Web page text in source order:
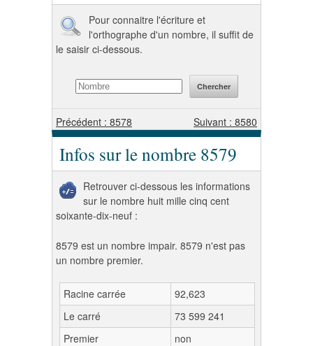
Pour connaitre l'écriture et
l'orthographe d'un nombre, il suffit de
le saisir ci-dessous.
Précédent : 8578 Suivant : 8580
Infos sur le nombre 8579
Retrouver ci-dessous les informations
sur le nombre huit mille cinq cent
soixante-dix-neuf :
8579 est un nombre impair. 8579 n'est pas
un nombre premier.
Racine carrée
92,623
Le carré
73 599 241
Premier
non